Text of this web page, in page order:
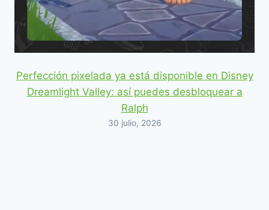
Perfección pixelada ya está disponible en Disney
Dreamlight Valley: así puedes desbloquear a
Ralph
30 julio, 2026